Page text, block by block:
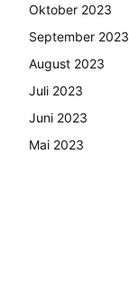
Oktober 2023
September 2023
August 2023
Juli 2023
Juni 2023
Mai 2023